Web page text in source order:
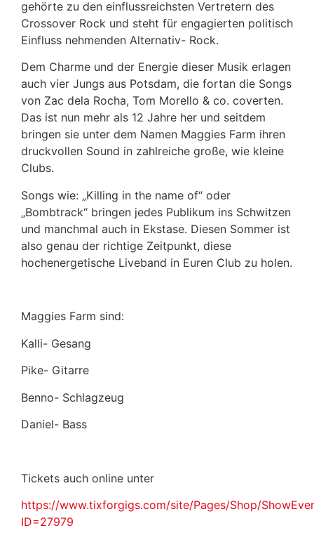
gehörte zu den einflussreichsten Vertretern des
Crossover Rock und steht für engagierten politisch
Einfluss nehmenden Alternativ- Rock.
Dem Charme und der Energie dieser Musik erlagen
auch vier Jungs aus Potsdam, die fortan die Songs
von Zac dela Rocha, Tom Morello & co. coverten.
Das ist nun mehr als 12 Jahre her und seitdem
bringen sie unter dem Namen Maggies Farm ihren
druckvollen Sound in zahlreiche große, wie kleine
Clubs.
Songs wie: „Killing in the name of“ oder
„Bombtrack“ bringen jedes Publikum ins Schwitzen
und manchmal auch in Ekstase. Diesen Sommer ist
also genau der richtige Zeitpunkt, diese
hochenergetische Liveband in Euren Club zu holen.
Maggies Farm sind:
Kalli- Gesang
Pike- Gitarre
Benno- Schlagzeug
Daniel- Bass
Tickets auch online unter
https://www.tixforgigs.com/site/Pages/Shop/
ID=27979